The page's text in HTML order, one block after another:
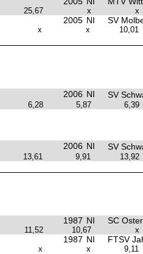
25,67 x x
2005 NI SV
x x 10,01
2006 NI SV
6,28 5,87 6,39
2006 NI SV
13,61 9,91 13,92
1987 NI SC
11,52 10,67 x
1987 NI FTSV
x x 9,11